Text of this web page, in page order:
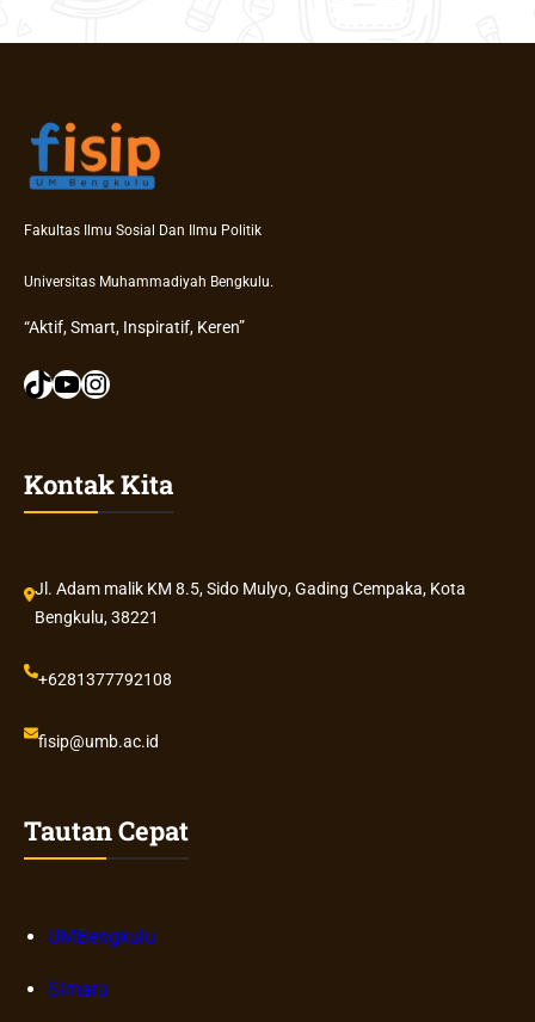
Fakultas Ilmu Sosial Dan Ilmu Politik
Universitas Muhammadiyah Bengkulu.
“Aktif, Smart, Inspiratif, Keren”
TikTok YouTube Instagram
Kontak Kita
Jl. Adam malik KM 8.5, Sido Mulyo, Gading Cempaka, Kota
Bengkulu, 38221
+6281377792108
fisip@umb.ac.id
Tautan Cepat
UMBengkulu
Simaru